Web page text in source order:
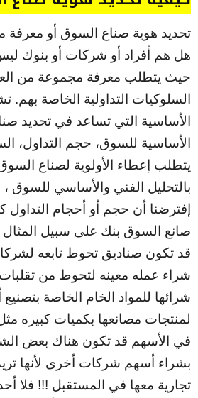
تحديد هوية صناع السوق أو
هل هم أفراد أو شركات أو بنوك
حيث يتطلب معرفة مجموعة من
السلوكيات التداولية الخاصة بهم.
الأساسية التي تساعد في تحديد
الأساسية للسوق، حجم التداول،
يتطلب إعطاء الأولوية لصناع
بالتحليل الفني والأساسي للسوق ،
إفترضنا أن حجم أو أحجام التداول
صانع السوق بنك على سبيل
قد تكون صناديق تحوط تابعه
شراء عمله معينه لتحوط من
شرائها للمواد الخام الخاصة
لمنتجات مصانعها بكميات كبيره
في الأسهم قد تكون هناك بعض
بشراء أسهم شركات أخرى لأنها
تجارية معها في المستقبل !!! فلا